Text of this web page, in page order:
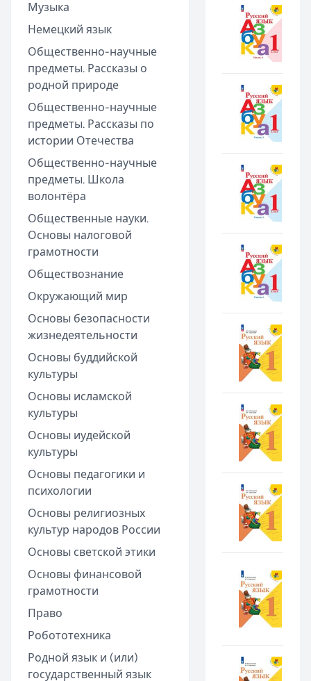
Музыка
Немецкий язык
Общественно-научные
предметы. Рассказы о
родной природе
Общественно-научные
предметы. Рассказы по
истории Отечества
Общественно-научные
предметы. Школа
волонтёра
Общественные науки.
Основы налоговой
грамотности
Обществознание
Окружающий мир
Основы безопасности
жизнедеятельности
Основы буддийской
культуры
Основы исламской
культуры
Основы иудейской
культуры
Основы педагогики и
психологии
Основы религиозных
культур народов России
Основы светской этики
Основы финансовой
грамотности
Право
Робототехника
Родной язык и (или)
государственный язык